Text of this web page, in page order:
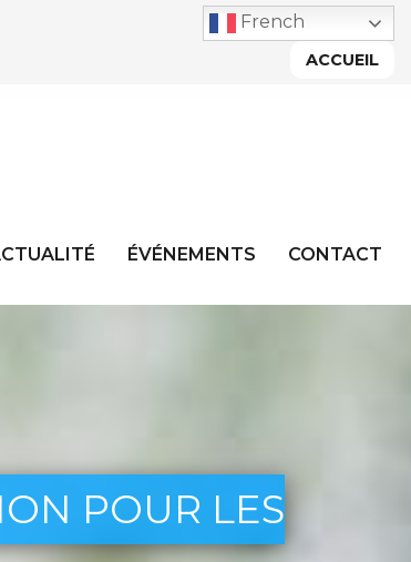
French
ACCUEIL
ÉVÉNEMENTS CONTACT
POUR LES